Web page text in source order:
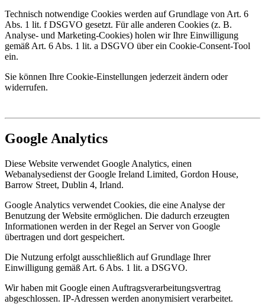
Technisch notwendige Cookies werden auf Grundlage von Art. 6
Abs. 1 lit. f DSGVO gesetzt. Für alle anderen Cookies (z. B.
Analyse- und Marketing-Cookies) holen wir Ihre Einwilligung
gemäß Art. 6 Abs. 1 lit. a DSGVO über ein Cookie-Consent-Tool
ein.
Sie können Ihre Cookie-Einstellungen jederzeit ändern oder
widerrufen.
Google Analytics
Diese Website verwendet Google Analytics, einen
Webanalysedienst der Google Ireland Limited, Gordon House,
Barrow Street, Dublin 4, Irland.
Google Analytics verwendet Cookies, die eine Analyse der
Benutzung der Website ermöglichen. Die dadurch erzeugten
Informationen werden in der Regel an Server von Google
übertragen und dort gespeichert.
Die Nutzung erfolgt ausschließlich auf Grundlage Ihrer
Einwilligung gemäß Art. 6 Abs. 1 lit. a DSGVO.
Wir haben mit Google einen Auftragsverarbeitungsvertrag
abgeschlossen. IP-Adressen werden anonymisiert verarbeitet.